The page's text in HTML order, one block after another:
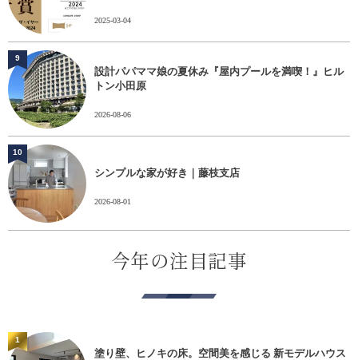
2025-03-04
設計パパママ娘の夏休み『屋内プールを満喫！』ヒル
トン小田原
2026-08-06
9
シンプルな家が好き｜藤枝支店
2026-08-01
10
今年の注目記事
塗り壁、ヒノキの床。空間美を感じる 新モデルハウス
1